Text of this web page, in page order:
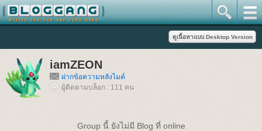
iamZEON
ฝากข้อความหลังไมค์
ผู้ติดตามบล็อก : 111 คน
Group นี้ ยังไม่มี Blog ที่ online